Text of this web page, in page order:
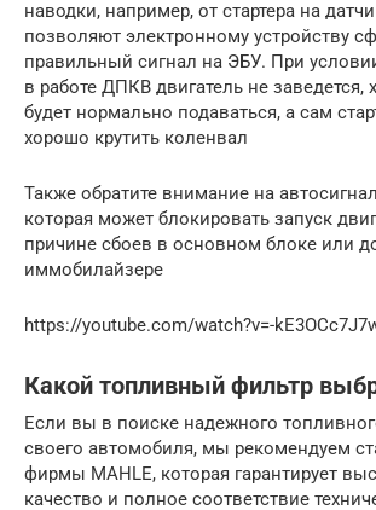
наводки, например, от стартера на
позволяют электронному устройству
правильный сигнал на ЭБУ. При
в работе ДПКВ двигатель не заведется,
будет нормально подаваться, а сам
хорошо крутить коленвал
Также обратите внимание на
которая может блокировать запуск
причине сбоев в основном блоке или
иммобилайзере
https://youtube.com/watch?v=-
Какой топливный фильтр
Если вы в поиске надежного
своего автомобиля, мы рекомендуем
фирмы MAHLE, которая гарантирует
качество и полное соответствие